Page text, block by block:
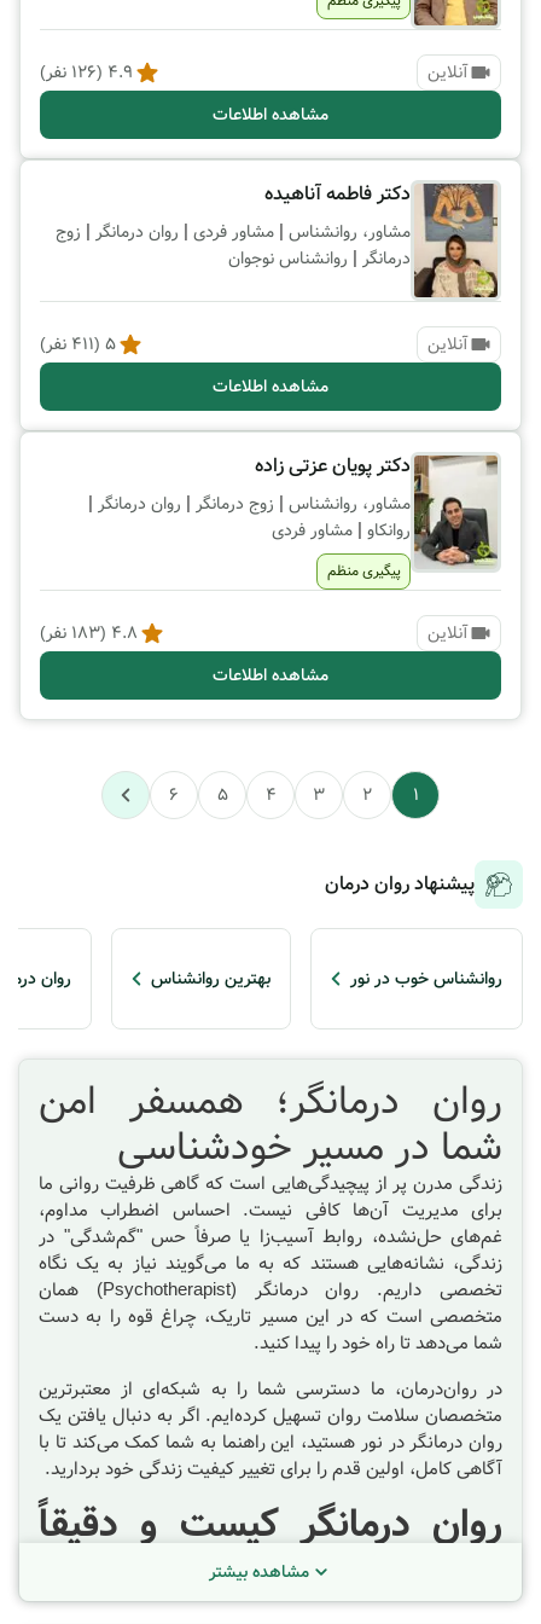
آنلاین 4.9
(
126 نفر)
مشاهده اطلاعات
دکتر فاطمه آناهیده
مشاور، روانشناس | مشاور فردی | روان درمانگر | زوج
درمانگر | روانشناس نوجوان
آنلاین 5
(
411 نفر)
مشاهده اطلاعات
دکتر پویان عزتی زاده
مشاور، روانشناس | زوج درمانگر | روان درمانگر |
روانکاو | مشاور فردی
پیگیری منظم
آنلاین 4.8
(
183 نفر)
مشاهده اطلاعات
1
2
3
4
5
6
پیشنهاد روان درمان
روانشناس خوب در نور بهترین روانشناس روان
روان درمانگر؛ همسفر امن
شما در مسیر خودشناسی
زندگی مدرن پر از پیچیدگی‌هایی است که گاهی ظرفیت روانی ما
برای مدیریت آن‌ها کافی نیست. احساس اضطراب مداوم،
غم‌های حل‌نشده، روابط آسیب‌زا یا صرفاً حس "گم‌شدگی" در
زندگی، نشانه‌هایی هستند که به ما می‌گویند نیاز به یک نگاه
تخصصی داریم. روان درمانگر (Psychotherapist) همان
متخصصی است که در این مسیر تاریک، چراغ قوه را به دست
شما می‌دهد تا راه خود را پیدا کنید.
در روان‌درمان، ما دسترسی شما را به شبکه‌ای از معتبرترین
متخصصان سلامت روان تسهیل کرده‌ایم. اگر به دنبال یافتن یک
روان درمانگر در نور هستید، این راهنما به شما کمک می‌کند تا با
آگاهی کامل، اولین قدم را برای تغییر کیفیت زندگی خود بردارید.
روان درمانگر کیست و دقیقاً
چه کاری انجام می‌دهد؟
بسیاری از افراد تصور می‌کنند کار روان درمانگر نصیحت کردن یا
مشاهده بیشتر